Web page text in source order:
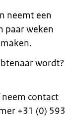
neemt een
paar weken
wordt?
neem contact
+31 (0) 593